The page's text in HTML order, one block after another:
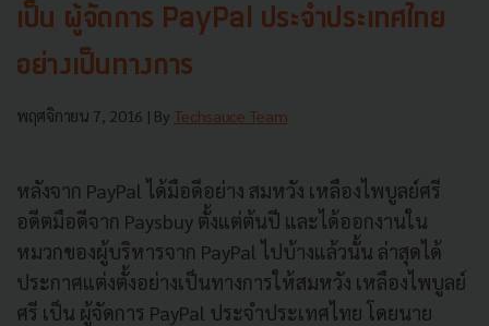
เป็น ผู้จัดการ PayPal ประจำประเทศไทย
อย่างเป็นทางการ
พฤศจิกายน 7, 2016 | By Techsauce Team
หลังจาก PayPal ได้มือดีอย่าง สมหวัง เหลืองไพบูลย์ศรี
อดีตมือดีจาก Paysbuy ตั้งแต่ต้นปี และได้ออกงานใน
หมวกของผู้บริหารจาก PayPal ไปบ้างแล้วนั้น ล่าสุดได้
ประกาศแต่งตั้งอย่างเป็นทางการให้สมหวัง เหลืองไพบูลย์
ศรี เป็น ผู้จัดการ PayPal ประจำประเทศไทย โดยนาย